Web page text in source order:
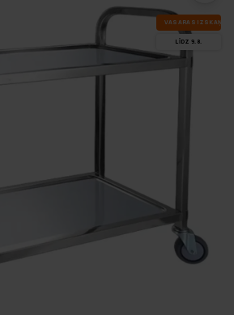
VA­SA­RAS IZ­SKA­ŅA
LĪDZ 9.8.